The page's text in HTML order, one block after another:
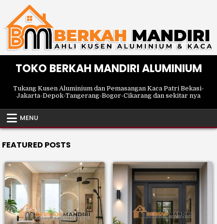
content
TOKO BERKAH MANDIRI ALUMINIUM
Tukang Kusen Aluminium dan Pemasangan Kaca Patri Bekasi-
Jakarta-Depok-Tangerang-Bogor-Cikarang dan sekitar nya
MENU
FEATURED POSTS